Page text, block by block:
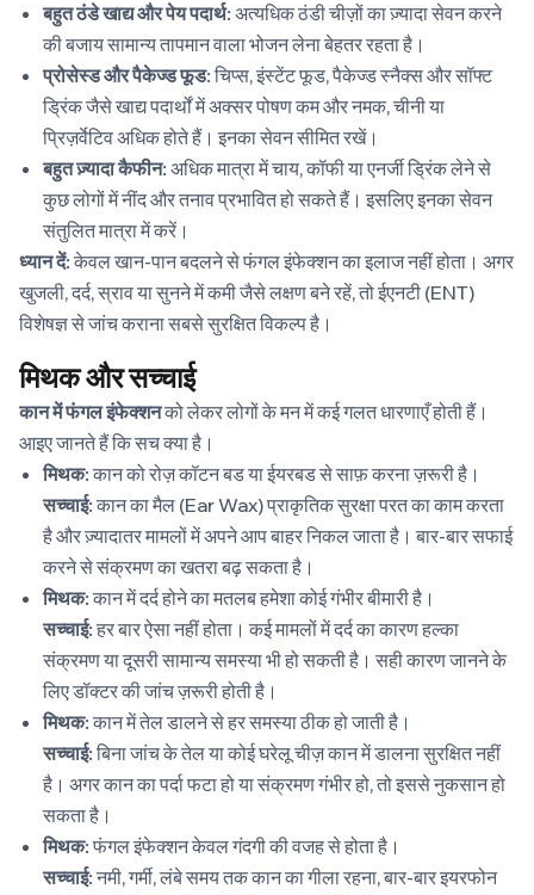
बहुत ठंडे खाद्य और पेय पदार्थ: अत्यधिक ठंडी चीज़ों का ज़्यादा सेवन करने
की बजाय सामान्य तापमान वाला भोजन लेना बेहतर रहता है।
प्रोसेस्ड और पैकेज्ड फूड: चिप्स, इंस्टेंट फूड, पैकेज्ड स्नैक्स और सॉफ्ट
ड्रिंक जैसे खाद्य पदार्थों में अक्सर पोषण कम और नमक, चीनी या
प्रिज़र्वेटिव अधिक होते हैं। इनका सेवन सीमित रखें।
बहुत ज़्यादा कैफीन: अधिक मात्रा में चाय, कॉफी या एनर्जी ड्रिंक लेने से
कुछ लोगों में नींद और तनाव प्रभावित हो सकते हैं। इसलिए इनका सेवन
संतुलित मात्रा में करें।
ध्यान दें: केवल खान-पान बदलने से फंगल इंफेक्शन का इलाज नहीं होता। अगर
खुजली, दर्द, स्राव या सुनने में कमी जैसे लक्षण बने रहें, तो ईएनटी (ENT)
विशेषज्ञ से जांच कराना सबसे सुरक्षित विकल्प है।
मिथक और सच्चाई
कान में फंगल इंफेक्शनको लेकर लोगों के मन में कई गलत धारणाएँ होती हैं।
आइए जानते हैं कि सच क्या है।
मिथक: कान को रोज़ कॉटन बड या ईयरबड से साफ़ करना ज़रूरी है।
सच्चाई: कान का मैल (Ear Wax) प्राकृतिक सुरक्षा परत का काम करता
है और ज़्यादातर मामलों में अपने आप बाहर निकल जाता है। बार-बार सफाई
करने से संक्रमण का खतरा बढ़ सकता है।
मिथक: कान में दर्द होने का मतलब हमेशा कोई गंभीर बीमारी है।
सच्चाई: हर बार ऐसा नहीं होता। कई मामलों में दर्द का कारण हल्का
संक्रमण या दूसरी सामान्य समस्या भी हो सकती है। सही कारण जानने के
लिए डॉक्टर की जांच ज़रूरी होती है।
मिथक: कान में तेल डालने से हर समस्या ठीक हो जाती है।
सच्चाई: बिना जांच के तेल या कोई घरेलू चीज़ कान में डालना सुरक्षित नहीं
है। अगर कान का पर्दा फटा हो या संक्रमण गंभीर हो, तो इससे नुकसान हो
सकता है।
मिथक: फंगल इंफेक्शन केवल गंदगी की वजह से होता है।
सच्चाई: नमी, गर्मी, लंबे समय तक कान का गीला रहना, बार-बार इयरफोन